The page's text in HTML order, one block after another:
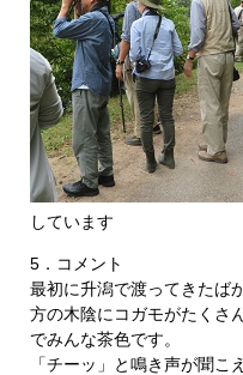
しています
5．コメント
最初に升潟で渡ってきたば
方の木陰にコガモがたくさ
でみんな茶色です。
「チーッ」と鳴き声が聞こ